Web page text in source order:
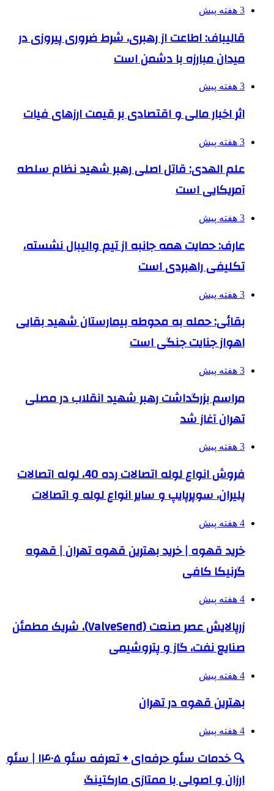
3 هفته پیش
قالیباف: اطاعت از رهبری، شرط ضروری پیروزی در
میدان مبارزه با دشمن است
3 هفته پیش
اثر اخبار مالی و اقتصادی بر قیمت ارزهای فیات
3 هفته پیش
علم الهدی: قاتل اصلی رهبر شهید نظام سلطه
آمریکایی است
3 هفته پیش
عارف: حمایت همه جانبه از تیم والیبال نشسته،
تکلیفی راهبردی است
3 هفته پیش
بقائی: حمله به محوطه بیمارستان شهید بقایی
اهواز جنایت جنگی است
3 هفته پیش
مراسم بزرگداشت رهبر شهید انقلاب در مصلی
تهران آغاز شد
3 هفته پیش
فروش انواع لوله اتصالات رده 40، لوله اتصالات
پلیران، سوپرپایپ و سایر انواع لوله و اتصالات
4 هفته پیش
خرید قهوه | خرید بهترین قهوه تهران | قهوه
گرنیکا کافی
4 هفته پیش
زرپالایش عصر صنعت (ValveSend)، شریک مطمئن
صنایع نفت، گاز و پتروشیمی
4 هفته پیش
بهترین قهوه در تهران
4 هفته پیش
🔍 خدمات سئو حرفه‌ای + تعرفه سئو ۱۴۰۵ | سئو
ارزان و اصولی با ممتازی مارکتینگ